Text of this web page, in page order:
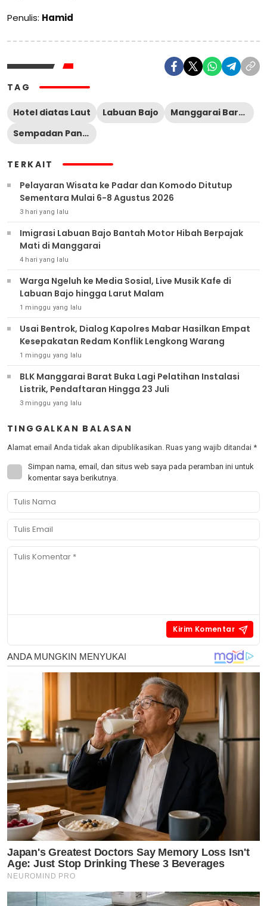
Penulis: Hamid
TAG
Hotel diatas Laut Labuan Bajo
Manggarai Barat
Sempadan Pantai
TERKAIT
Pelayaran Wisata ke Padar dan Komodo Ditutup
Sementara Mulai 6-8 Agustus 2026
3 hari yang lalu
Imigrasi Labuan Bajo Bantah Motor Hibah Berpajak
Mati di Manggarai
4 hari yang lalu
Warga Ngeluh ke Media Sosial, Live Musik Kafe di
Labuan Bajo hingga Larut Malam
1 minggu yang lalu
Usai Bentrok, Dialog Kapolres Mabar Hasilkan Empat
Kesepakatan Redam Konflik Lengkong Warang
1 minggu yang lalu
BLK Manggarai Barat Buka Lagi Pelatihan Instalasi
Listrik, Pendaftaran Hingga 23 Juli
3 minggu yang lalu
TINGGALKAN BALASAN
Alamat email Anda tidak akan dipublikasikan. Ruas yang wajib ditandai *
Simpan nama, email, dan situs web saya pada peramban ini untuk
komentar saya berikutnya.